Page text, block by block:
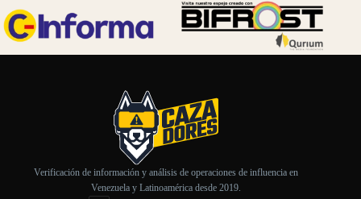
Verificación de información y análisis de operaciones de influencia en
Venezuela y Latinoamérica desde 2019.